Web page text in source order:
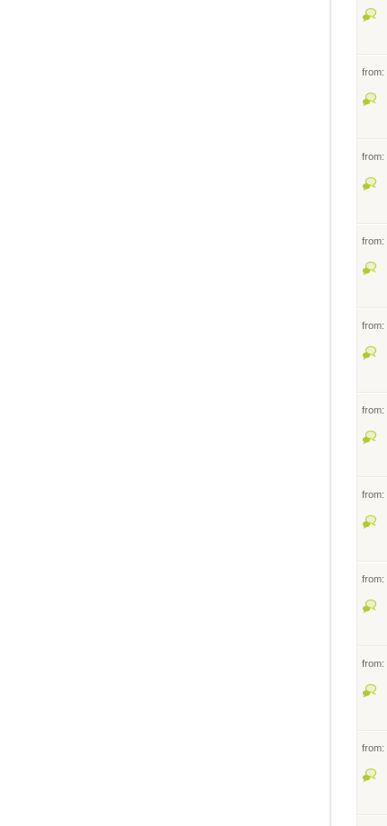
from:
from:
from:
from:
from:
from:
from:
from:
from: